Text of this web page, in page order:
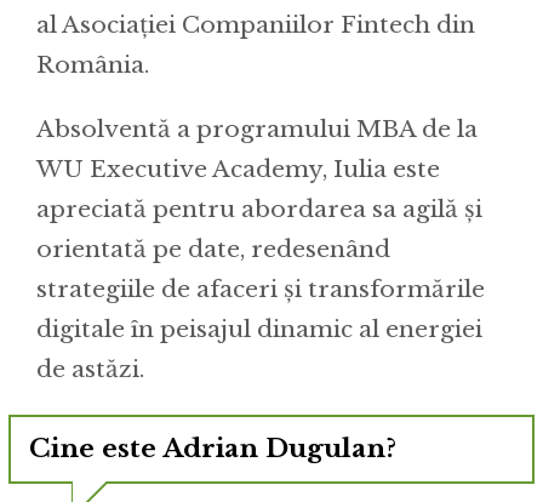
al Asociației Companiilor Fintech din
România.
Absolventă a programului MBA de la
WU Executive Academy, Iulia este
apreciată pentru abordarea sa agilă și
orientată pe date, redesenând
strategiile de afaceri și transformările
digitale în peisajul dinamic al energiei
de astăzi.
Cine este Adrian Dugulan?